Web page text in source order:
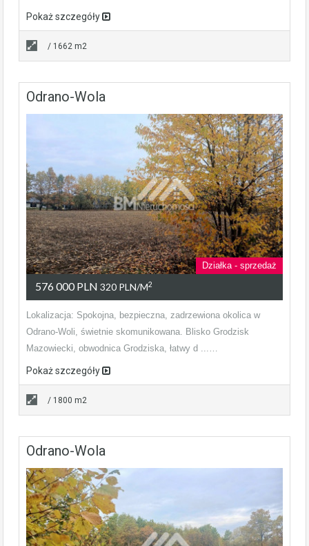
Pokaż szczegóły
/ 1662 m2
Odrano-Wola
Działka - sprzedaż
576 000 PLN 320 PLN/m2
Lokalizacja: Spokojna, bezpieczna, zadrzewiona okolica w
Odrano-Woli, świetnie skomunikowana. Blisko Grodzisk
Mazowiecki, obwodnica Grodziska, łatwy d ...…
Pokaż szczegóły
/ 1800 m2
Odrano-Wola